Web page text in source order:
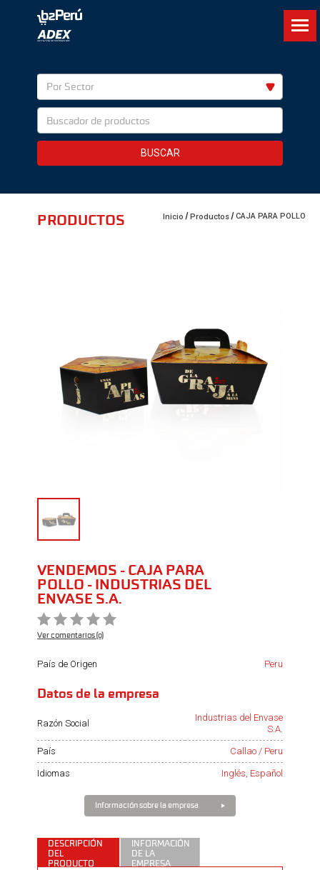
Por Sector
BUSCAR
Inicio Productos CAJA PARA POLLO
PRODUCTOS
VENDEMOS - CAJA PARA
POLLO - INDUSTRIAS DEL
ENVASE S.A.
Ver comentarios (0)
País de Origen Peru
Datos de la empresa
Razón Social
Industrias del Envase
S.A.
País Callao / Peru
Idiomas Inglés, Español
Información sobre la empresa
DESCRIPCIÓN
DEL
PRODUCTO
INFORMACIÓN
DE LA
EMPRESA